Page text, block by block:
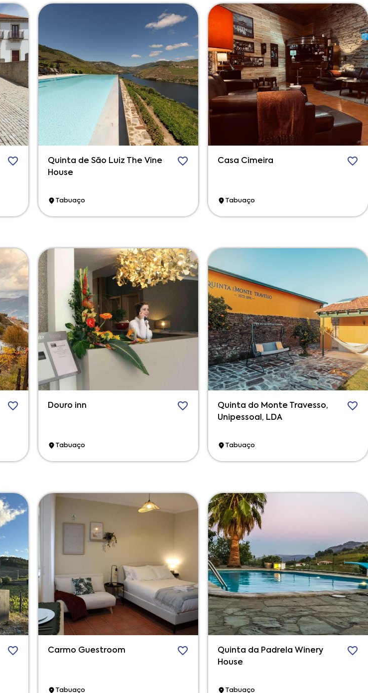
Quinta de São Luiz The Vine
House
Tabuaço
Casa Cimeira
Tabuaço
Douro inn
Tabuaço
Quinta do Monte Travesso,
Unipessoal, LDA
Tabuaço
Carmo Guestroom
Tabuaço
Quinta da Padrela Winery
House
Tabuaço